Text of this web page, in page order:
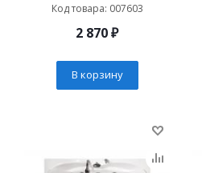
Код товара: 007603
2 870₽
В корзину